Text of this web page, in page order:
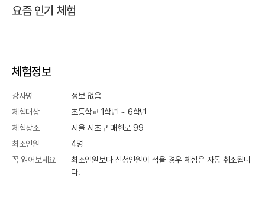
요즘 인기 체험
체험정보
강사명
정보 없음
체험대상
초등학교 1학년 ~ 6학년
체험장소
서울 서초구 매헌로 99
최소인원
4명
꼭 읽어보세요
최소인원보다 신청인원이 적을 경우 체험은 자동 취소됩니
다.